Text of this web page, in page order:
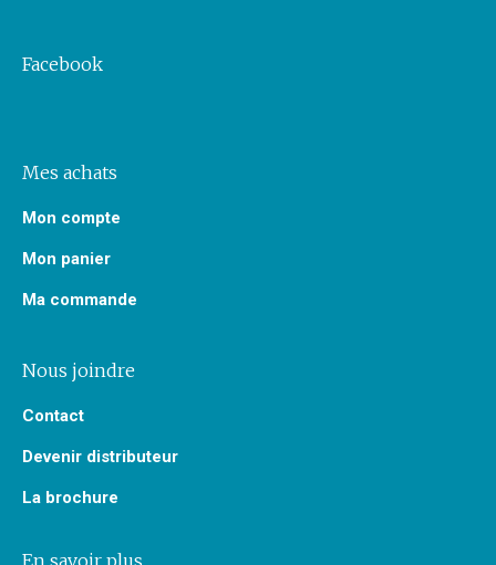
Facebook
Mes achats
Mon compte
Mon panier
Ma commande
Nous joindre
Contact
Devenir distributeur
La brochure
En savoir plus